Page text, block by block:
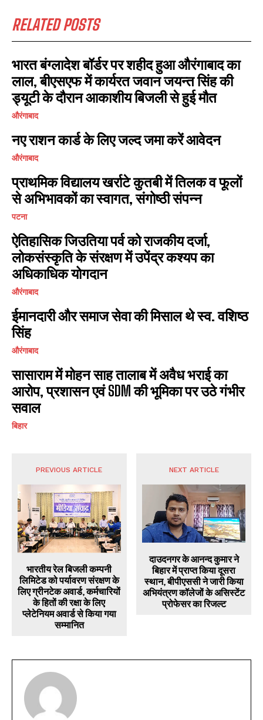
RELATED POSTS
भारत बंग्लादेश बॉर्डर पर शहीद हुआ औरंगाबाद का
लाल, बीएसएफ में कार्यरत जवान जयन्त सिंह की
ड्यूटी के दौरान आकाशीय बिजली से हुई मौत
औरंगाबाद
नए राशन कार्ड के लिए जल्द जमा करें आवेदन
औरंगाबाद
प्राथमिक विद्यालय खर्राटे कुतबी में तिलक व फूलों
से अभिभावकों का स्वागत, संगोष्ठी संपन्न
पटना
ऐतिहासिक जिउतिया पर्व को राजकीय दर्जा,
लोकसंस्कृति के संरक्षण में उपेंद्र कश्यप का
अधिकाधिक योगदान
औरंगाबाद
ईमानदारी और समाज सेवा की मिसाल थे स्व. वशिष्ठ
सिंह
औरंगाबाद
सासाराम में मोहन साह तालाब में अवैध भराई का
आरोप, प्रशासन एवं SDM की भूमिका पर उठे गंभीर
सवाल
बिहार
PREVIOUS ARTICLE
भारतीय रेल बिजली कम्पनी
लिमिटेड को पर्यावरण संरक्षण के
लिए ग्रीनटेक अवार्ड, कर्मचारियों
के हितों की रक्षा के लिए
प्लेटेनियम अवार्ड से किया गया
सम्मानित
NEXT ARTICLE
दाउदनगर के आनन्द कुमार ने
बिहार में प्राप्त किया दूसरा
स्थान, बीपीएससी ने जारी किया
अभियंत्रण कॉलेजों के असिस्टेंट
प्रोफेसर का रिजल्ट